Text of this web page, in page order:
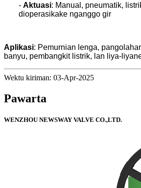
- Aktuasi: Manual, pneumatik,
dioperasikake nganggo gir
Aplikasi: Pemurnian lenga,
banyu, pembangkit listrik, lan liya-
Wektu kiriman: 03-Apr-2025
Pawarta
WENZHOU NEWSWAY VALVE CO.,LTD.